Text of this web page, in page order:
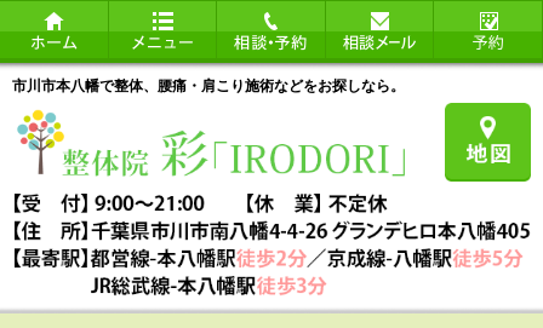
市川市本八幡で整体、腰痛・肩こり施術などをお探しなら。